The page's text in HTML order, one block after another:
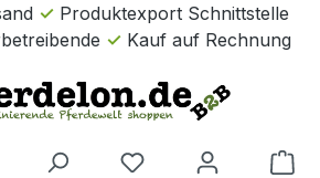
Produktexport Schnittstelle
Kauf auf Rechnung